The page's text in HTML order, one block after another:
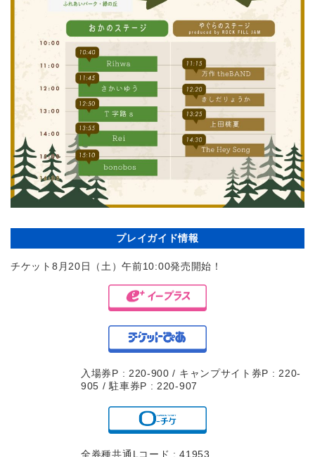
プレイガイド情報
チケット8月20日（土）午前10:00発売開始！
入場券P : 220-900 / キャンプサイト券P : 220-
905 / 駐車券P : 220-907
全券種共通Lコード : 41953